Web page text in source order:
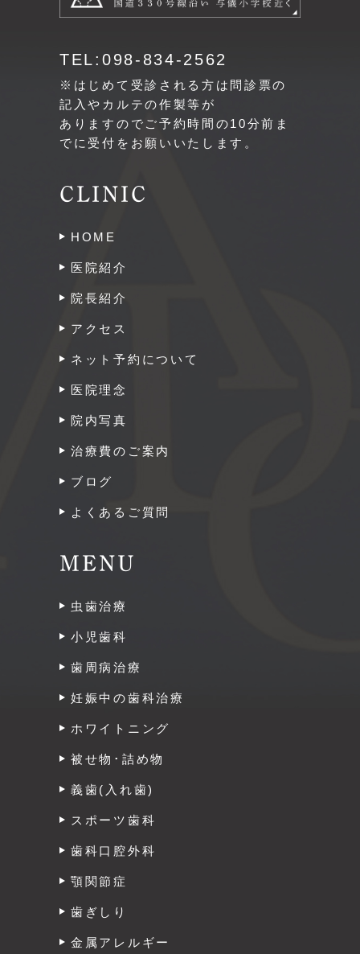
TEL:098-834-2562
※はじめて受診される方は問診票の
記入やカルテの作製等が
ありますのでご予約時間の10分前ま
でに受付をお願いいたします。
CLINIC
HOME
医院紹介
院長紹介
アクセス
ネット予約について
医院理念
院内写真
治療費のご案内
ブログ
よくあるご質問
MENU
虫歯治療
小児歯科
歯周病治療
妊娠中の歯科治療
ホワイトニング
被せ物･詰め物
義歯(入れ歯)
スポーツ歯科
歯科口腔外科
顎関節症
歯ぎしり
金属アレルギー